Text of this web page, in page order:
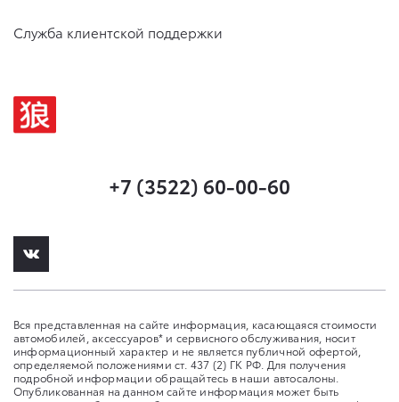
Служба клиентской поддержки
+7 (3522) 60-00-60
Вся представленная на сайте информация, касающаяся стоимости
автомобилей, аксессуаров* и сервисного обслуживания, носит
информационный характер и не является публичной офертой,
определяемой положениями ст. 437 (2) ГК РФ. Для получения
подробной информации обращайтесь в наши автосалоны.
Опубликованная на данном сайте информация может быть